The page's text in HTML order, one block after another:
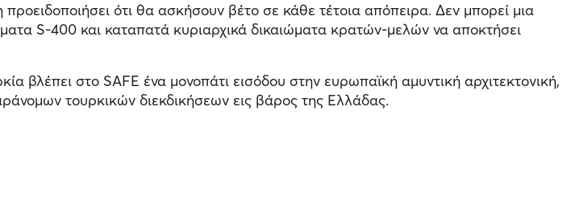
προειδοποιήσει ότι θα ασκήσουν βέτο σε κάθε τέτοια απόπειρα. Δεν μπορεί μια
S-400 και καταπατά κυριαρχικά δικαιώματα κρατών-μελών να αποκτήσει
βλέπει στο SAFE ένα μονοπάτι εισόδου στην ευρωπαϊκή αμυντική αρχιτεκτονική,
τουρκικών διεκδικήσεων εις βάρος της Ελλάδας.